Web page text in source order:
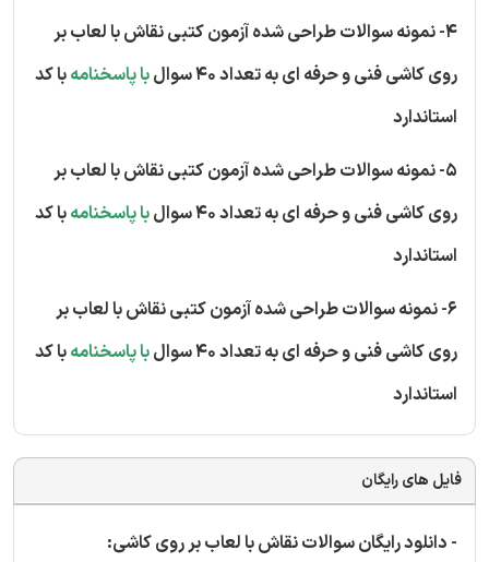
4- نمونه سوالات طراحی شده آزمون کتبی نقاش با لعاب بر
روی کاشی فنی و حرفه ای به تعداد 40 سوال
با پاسخنامهبا کد
استاندارد
5- نمونه سوالات طراحی شده آزمون کتبی نقاش با لعاب بر
روی کاشی فنی و حرفه ای به تعداد 40 سوال
با پاسخنامهبا کد
استاندارد
6- نمونه سوالات طراحی شده آزمون کتبی نقاش با لعاب بر
روی کاشی فنی و حرفه ای به تعداد 40 سوال
با پاسخنامهبا کد
استاندارد
فایل های رایگان
- دانلود رایگان سوالات نقاش با لعاب بر روی کاشی: